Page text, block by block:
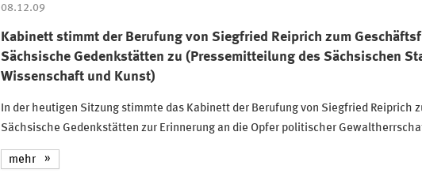
08.12.09
Kabinett stimmt der Berufung von Siegfried Reiprich zum
Sächsische Gedenkstätten zu (Pressemitteilung des Sächsischen
Wissenschaft und Kunst)
In der heutigen Sitzung stimmte das Kabinett der Berufung von Siegfried Reiprich
Sächsische Gedenkstätten zur Erinnerung an die Opfer politischer
mehr